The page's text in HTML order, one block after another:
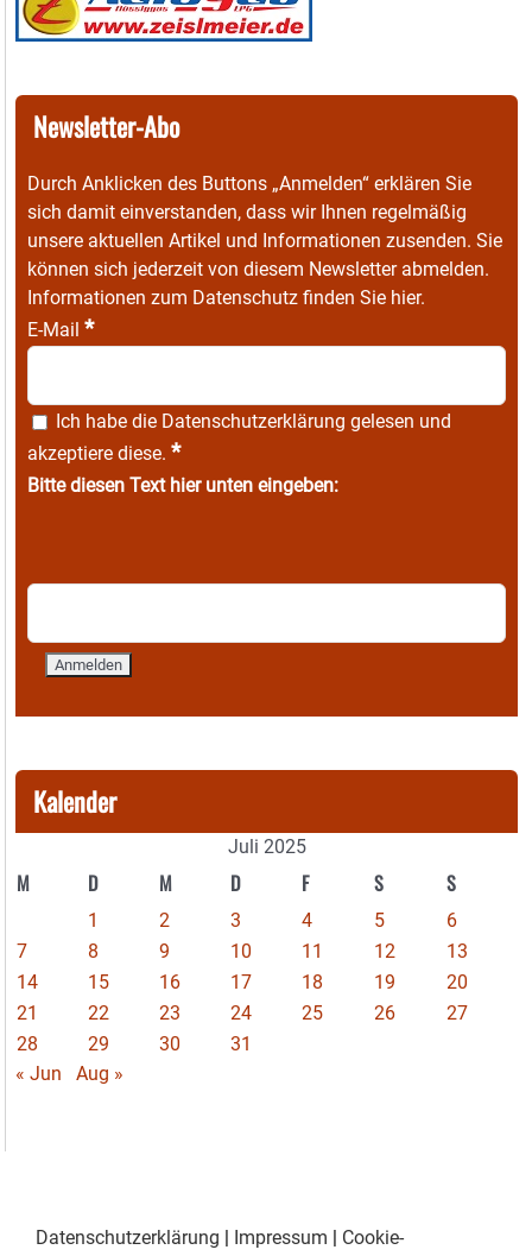
Newsletter-Abo
Durch Anklicken des Buttons „Anmelden“ erklären Sie
sich damit einverstanden, dass wir Ihnen regelmäßig
unsere aktuellen Artikel und Informationen zusenden. Sie
können sich jederzeit von diesem Newsletter abmelden.
Informationen zum Datenschutz finden Sie hier.
E-Mail *
Ich habe die Datenschutzerklärung gelesen und
akzeptiere diese. *
Bitte diesen Text hier unten eingeben:
Kalender
Juli 2025
M D M D F S S
1 2 3 4 5
6
7
8 9 10 11 12
13
14
15 16 17 18 19
20
21
22 23 24 25 26
27
28
29 30
31
« Jun
Aug »
Datenschutzerklärung | Impressum | Cookie-